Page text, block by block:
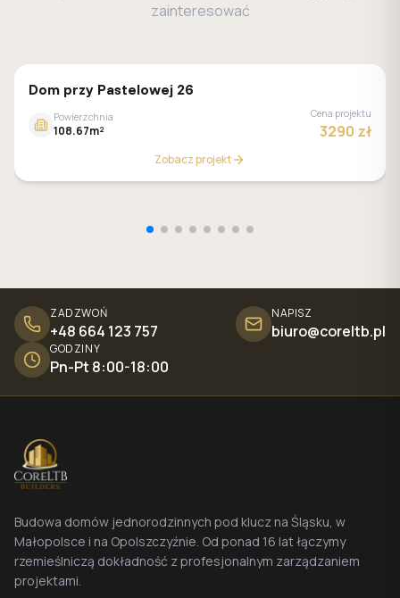
zainteresować
GALERIA DOMÓW
Dom przy Pastelowej 26
Powierzchnia
108.67m²
Cena projektu
3290 zł
Zobacz projekt
ZADZWOŃ
+48 664 123 757
NAPISZ
biuro@coreltb.pl
GODZINY
Pn-Pt 8:00-18:00
Budowa domów jednorodzinnych pod klucz na Śląsku, w
Małopolsce i na Opolszczyźnie. Od ponad 16 lat łączymy
rzemieślniczą dokładność z profesjonalnym zarządzaniem
projektami.